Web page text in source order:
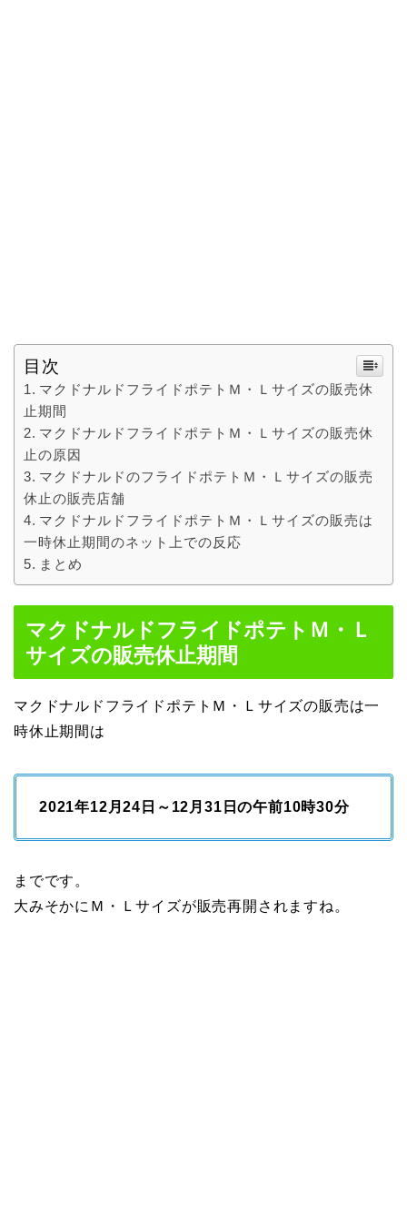
目次
マクドナルドフライドポテトＭ・Ｌサイズの販売休
止期間
マクドナルドフライドポテトＭ・Ｌサイズの販売休
止の原因
マクドナルドのフライドポテトＭ・Ｌサイズの販売
休止の販売店舗
マクドナルドフライドポテトＭ・Ｌサイズの販売は
一時休止期間のネット上での反応
まとめ
マクドナルドフライドポテトＭ・Ｌ
サイズの販売休止期間
マクドナルドフライドポテトＭ・Ｌサイズの販売は一
時休止期間は
2021年12月24日～12月31日の午前10時30分
までです。
大みそかにＭ・Ｌサイズが販売再開されますね。